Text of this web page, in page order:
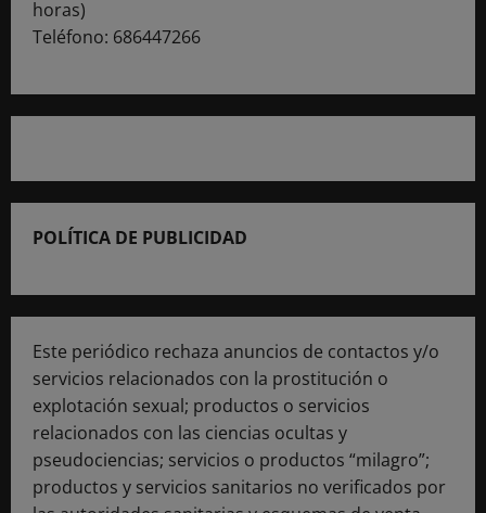
horas)
Teléfono: 686447266
POLÍTICA DE PUBLICIDAD
Este periódico rechaza anuncios de contactos y/o
servicios relacionados con la prostitución o
explotación sexual; productos o servicios
relacionados con las ciencias ocultas y
pseudociencias; servicios o productos “milagro”;
productos y servicios sanitarios no verificados por